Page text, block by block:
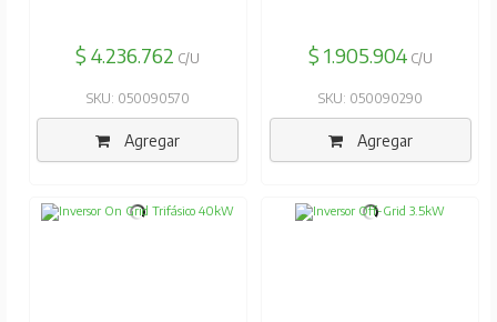
$ 4.236.762 C/U
SKU: 050090570
Agregar
$ 1.905.904C/U
SKU: 050090290
Agregar